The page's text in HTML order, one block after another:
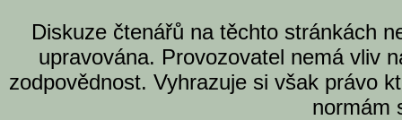
Diskuze čtenářů na těchto stránkách
upravována. Provozovatel nemá vliv
zodpovědnost. Vyhrazuje si však právo
normám